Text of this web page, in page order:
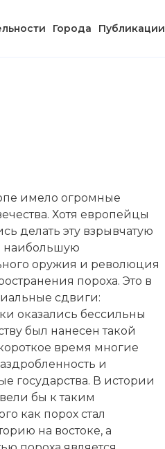
Города Публикации
имело огромные
Хотя европейцы
делать эту взрывчатую
наибольшую
оружия и революция
пороха. Это в
сдвиги:
оказались бессильны
был нанесен такой
время многие
и
государства. В истории
бы к таким
как порох стал
на востоке, а